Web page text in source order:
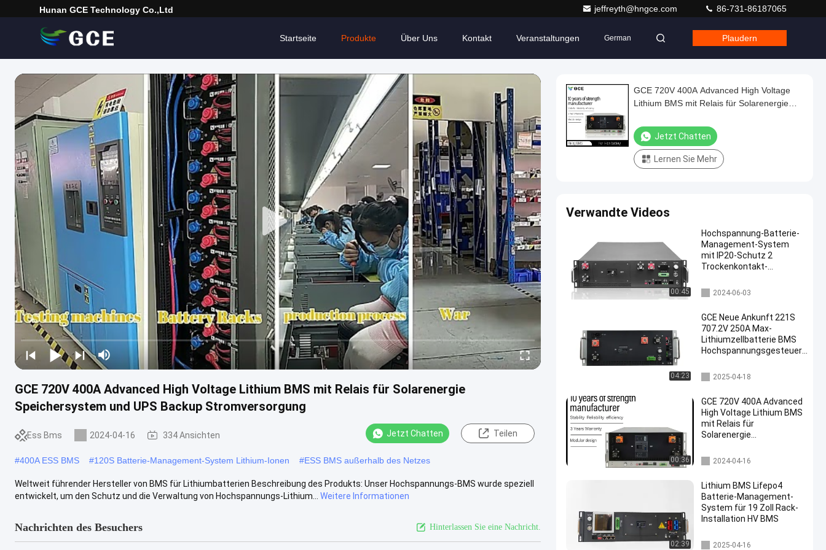
Hunan GCE Technology Co.,Ltd jeffreyth@hngce.com 86-731-86187065
Startseite Produkte Über Uns Kontakt Veranstaltungen German Plaudern
GCE 720V 400A Advanced High Voltage Lithium BMS mit Relais für Solarenergie
Speichersystem und UPS Backup Stromversorgung
Ess Bms 2024-04-16 334 Ansichten Jetzt Chatten Teilen
#400A ESS BMS #120S Batterie-Management-System Lithium-Ionen #ESS BMS außerhalb des Netzes
Weltweit führender Hersteller von BMS für Lithiumbatterien Beschreibung des Produkts: Unser Hochspannungs-BMS wurde speziell
entwickelt, um den Schutz und die Verwaltung von Hochspannungs-Lithium...
Weitere Informationen
Nachrichten des Besuchers Hinterlassen Sie eine Nachricht.
GCE 720V 400A Advanced High Voltage
Lithium BMS mit Relais für Solarenergie
Stromversorgung
Jetzt Chatten
Lernen Sie Mehr
Verwandte Videos
00:45
Hochspannung-Batterie-
Management-System
mit IP20-Schutz 2
Trockenkontakt-
Strom
Energie-Speicher BMS
2024-06-03
04:23
GCE Neue Ankunft 221S
707.2V 250A Max-
Lithiumzellbatterie BMS
Hochspannungsgesteuerte
Serie/Parallel
Hochspannungs-bms
2025-04-18
00:36
GCE 720V 400A Advanced
High Voltage Lithium BMS
mit Relais für
Solarenergie
Backup Stromversorgung
ess bms
2024-04-16
02:39
Lithium BMS Lifepo4
Batterie-Management-
System für 19 Zoll Rack-
Installation HV BMS
Batteriemanagementsystem
2025-04-16